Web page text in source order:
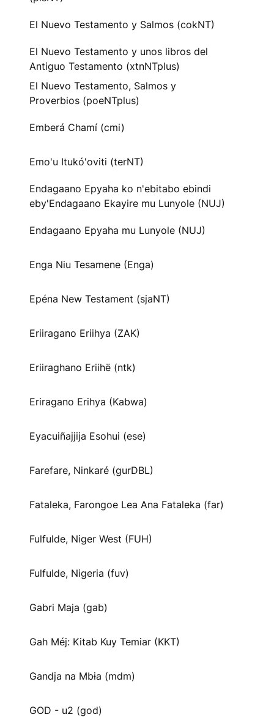
El Nuevo Testamento y Salmos (cokNT)
El Nuevo Testamento y unos libros del
Antiguo Testamento (xtnNTplus)
El Nuevo Testamento, Salmos y
Proverbios (poeNTplus)
Emberá Chamí (cmi)
Emo'u Itukó'oviti (terNT)
Endagaano Epyaha ko n'ebitabo ebindi
eby'Endagaano Ekayire mu Lunyole (NUJ)
Endagaano Epyaha mu Lunyole (NUJ)
Enga Niu Tesamene (Enga)
Epéna New Testament (sjaNT)
Eriiragano Eriihya (ZAK)
Eriiraghano Eriihë (ntk)
Eriragano Erihya (Kabwa)
Eyacuiñajjija Esohui (ese)
Farefare, Ninkaré (gurDBL)
Fataleka, Farongoe Lea Ana Fataleka (far)
Fulfulde, Niger West (FUH)
Fulfulde, Nigeria (fuv)
Gabri Maja (gab)
Gah Méj: Kitab Kuy Temiar (KKT)
Gandja na Mbɨa (mdm)
GOD - u2 (god)